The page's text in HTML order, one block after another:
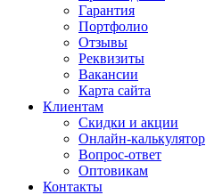
Гарантия
Портфолио
Отзывы
Реквизиты
Вакансии
Карта сайта
Клиентам
Скидки и акции
Онлайн-калькулятор
Вопрос-ответ
Оптовикам
Контакты